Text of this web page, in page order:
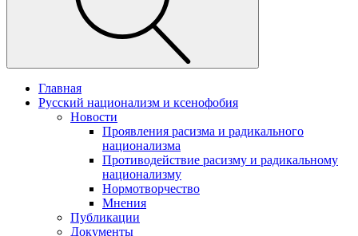
Главная
Русский национализм и ксенофобия
Новости
Проявления расизма и радикального
национализма
Противодействие расизму и радикальному
национализму
Нормотворчество
Мнения
Публикации
Документы